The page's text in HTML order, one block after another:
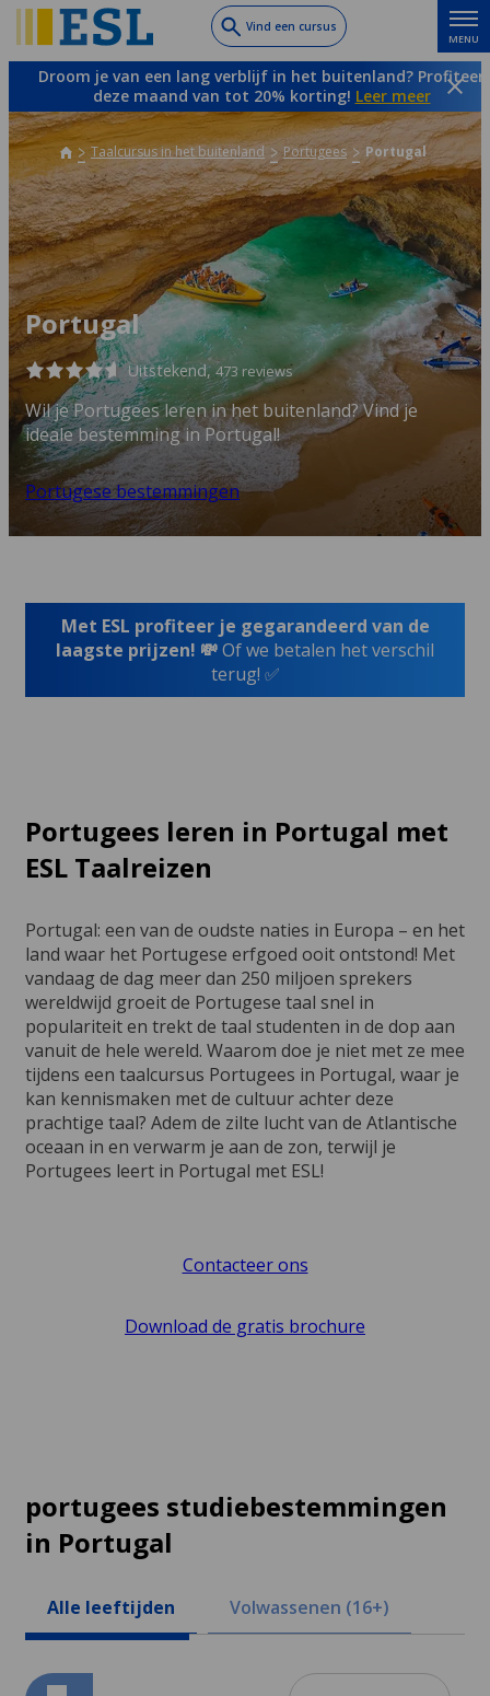
to
main
Vind een cursus
MENU
Droom je van een lang verblijf in het buitenland? Profiteer
deze maand van tot 20% korting! Leer meer
Taalcursus in het buitenland Portugees Portugal
Portugal
Uitstekend,473 reviews
Wil je Portugees leren in het buitenland? Vind je
ideale bestemming in Portugal!
Portugese bestemmingen
Met ESL profiteer je gegarandeerd van de
laagste prijzen! 💸Of we betalen het verschil
terug! ✅
Portugees leren in Portugal met
ESL Taalreizen
Portugal: een van de oudste naties in Europa – en het
land waar het Portugese erfgoed ooit ontstond! Met
vandaag de dag meer dan 250 miljoen sprekers
wereldwijd groeit de Portugese taal snel in
populariteit en trekt de taal studenten in de dop aan
vanuit de hele wereld. Waarom doe je niet met ze mee
tijdens een taalcursus Portugees in Portugal, waar je
kan kennismaken met de cultuur achter deze
prachtige taal? Adem de zilte lucht van de Atlantische
oceaan in en verwarm je aan de zon, terwijl je
Portugees leert in Portugal met ESL!
Contacteer ons
Download de gratis brochure
portugees studiebestemmingen
in Portugal
Alle leeftijden Volwassenen (16+)